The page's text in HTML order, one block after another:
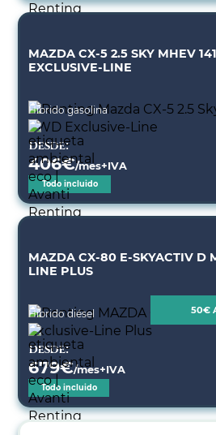
MAZDA CX-5 2.5 SKY MHEV
EXCLUSIVE-LINE
Híbrido gasolina
Desde:
406€/mes+IVA
Todo incluido
MAZDA CX-80 E-SKYACTIV D
LINE PLUS
Híbrido diésel 50€
Desde:
679€/mes+IVA
Todo incluido